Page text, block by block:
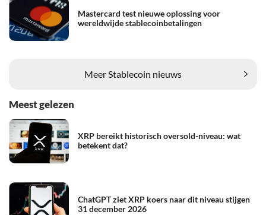
Mastercard test nieuwe oplossing voor
wereldwijde stablecoinbetalingen
Meer Stablecoin nieuws
Meest gelezen
XRP bereikt historisch oversold-niveau: wat
betekent dat?
ChatGPT ziet XRP koers naar dit niveau stijgen
31 december 2026